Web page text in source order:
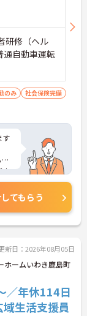
研修（ヘル
自動車運転
のみ
社会保険完備
す
さ
てもらう
新日：2026年08月05日
ホームいわき鹿島町
／年休114日
生活支援員